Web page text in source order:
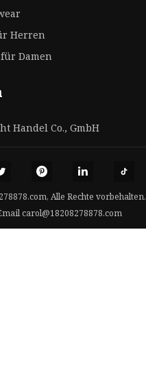
Herren
Damen
Handel Co., GmbH
Alle Rechte vorbehalten.
carol@18208278878.com